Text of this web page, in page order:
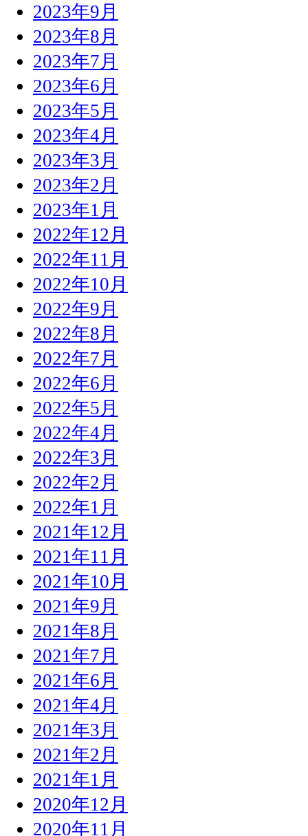
2023年9月
2023年8月
2023年7月
2023年6月
2023年5月
2023年4月
2023年3月
2023年2月
2023年1月
2022年12月
2022年11月
2022年10月
2022年9月
2022年8月
2022年7月
2022年6月
2022年5月
2022年4月
2022年3月
2022年2月
2022年1月
2021年12月
2021年11月
2021年10月
2021年9月
2021年8月
2021年7月
2021年6月
2021年4月
2021年3月
2021年2月
2021年1月
2020年12月
2020年11月